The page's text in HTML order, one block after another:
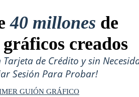
40 millones de
creados
Tarjeta de Crédito y sin
Sesión Para Probar!
GUIÓN GRÁFICO